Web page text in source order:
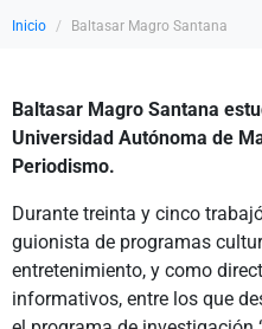
Inicio Baltasar Magro Santana
Baltasar Magro Santana
Universidad Autónoma de
Periodismo.
Durante treinta y cinco
guionista de programas
entretenimiento, y como
informativos, entre los que